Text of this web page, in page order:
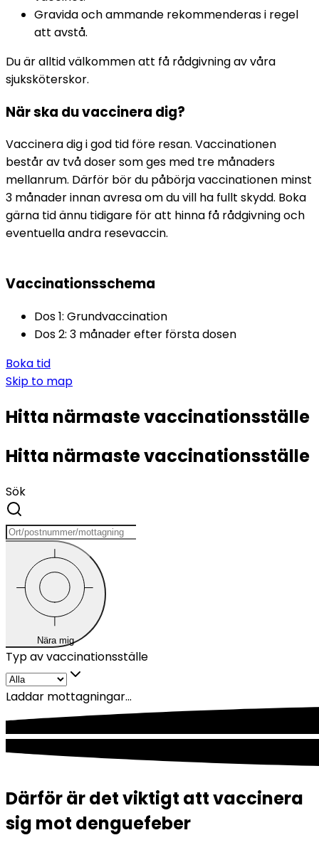
Gravida och ammande rekommenderas i regel
att avstå.
Du är alltid välkommen att få rådgivning av våra
sjuksköterskor.
När ska du vaccinera dig?
Vaccinera dig i god tid före resan. Vaccinationen
består av två doser som ges med tre månaders
mellanrum. Därför bör du påbörja vaccinationen minst
3 månader innan avresa om du vill ha fullt skydd. Boka
gärna tid ännu tidigare för att hinna få rådgivning och
eventuella andra resevaccin.
Vaccinationsschema
Dos 1: Grundvaccination
Dos 2: 3 månader efter första dosen
Boka tid
Skip to map
Hitta närmaste vaccinationsställe
Hitta närmaste vaccinationsställe
Sök
Nära mig
Typ av vaccinationsställe
Laddar mottagningar...
Därför är det viktigt att vaccinera
sig mot denguefeber